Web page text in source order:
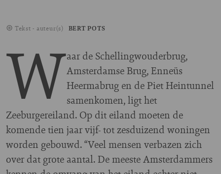
Tekst - auteur(s) BERT POTS
Waar de Schellingwouderbrug,
Amsterdamse Brug, Enneüs
Heermabrug en de Piet Heintunnel
samenkomen, ligt het
Zeeburgereiland. Op dit eiland moeten de
komende tien jaar vijf- tot zesduizend woningen
worden gebouwd. “Veel mensen verbazen zich
over dat grote aantal. De meeste Amsterdammers